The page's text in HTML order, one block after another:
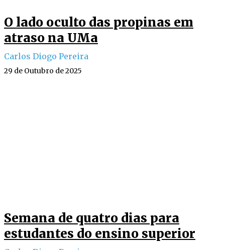
O lado oculto das propinas em
atraso na UMa
Carlos Diogo Pereira
29 de Outubro de 2025
Semana de quatro dias para
estudantes do ensino superior